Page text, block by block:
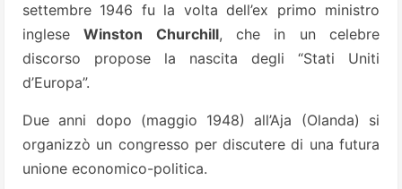
settembre 1946 fu la volta dell’ex primo ministro
ingleseWinston Churchill, che in un celebre
discorso propose la nascita degli “Stati Uniti
d’Europa”.
Due anni dopo (maggio 1948) all’Aja (Olanda) si
organizzò un congresso per discutere di una futura
unione economico-politica.